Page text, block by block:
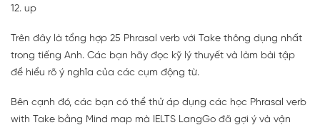
12. up
Trên đây là tổng hợp 25 Phrasal verb với Take thông dụng nhất
trong tiếng Anh. Các bạn hãy đọc kỹ lý thuyết và làm bài tập
để hiểu rõ ý nghĩa của các cụm động từ.
Bên cạnh đó, các bạn có thể thử áp dụng các học Phrasal verb
with Take bằng Mind map mà IELTS LangGo đã gợi ý và vận